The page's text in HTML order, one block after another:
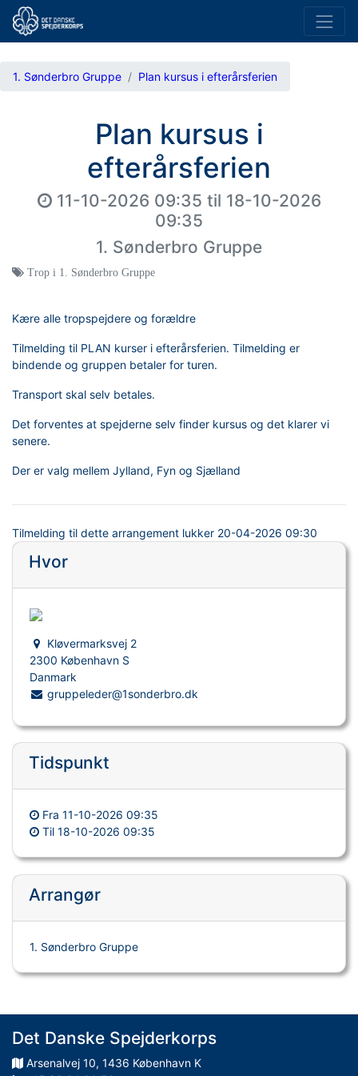
1. Sønderbro Gruppe Plan kursus i efterårsferien
Plan kursus i
efterårsferien
11-10-2026 09:35 til 18-10-2026
09:35
1. Sønderbro Gruppe
Trop i 1. Sønderbro Gruppe
Kære alle tropspejdere og forældre
Tilmelding til PLAN kurser i efterårsferien. Tilmelding er
bindende og gruppen betaler for turen.
Transport skal selv betales.
Det forventes at spejderne selv finder kursus og det klarer vi
senere.
Der er valg mellem Jylland, Fyn og Sjælland
Tilmelding til dette arrangement lukker 20-04-2026 09:30
Hvor
Kløvermarksvej 2
2300 København S
Danmark
gruppeleder@1sonderbro.dk
Tidspunkt
Fra 11-10-2026 09:35
Til 18-10-2026 09:35
Arrangør
1. Sønderbro Gruppe
Det Danske Spejderkorps
Arsenalvej 10, 1436 København K